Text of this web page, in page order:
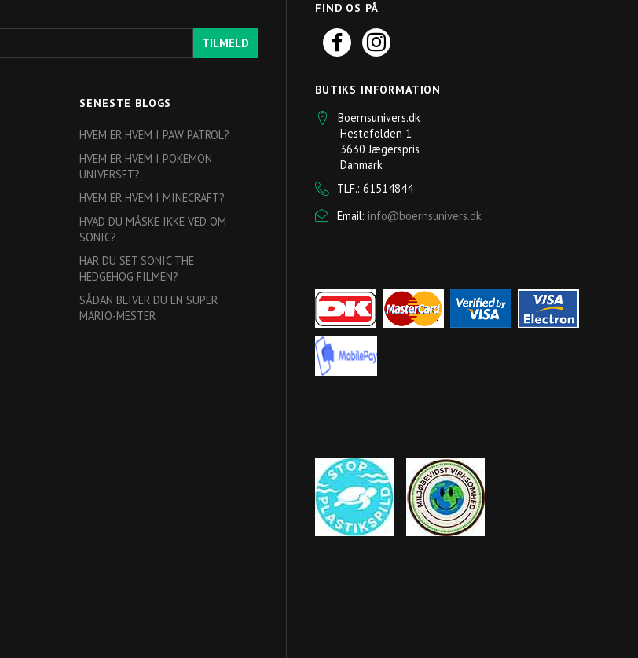
TILMELD
SENESTE BLOGS
HVEM ER HVEM I PAW PATROL?
HVEM ER HVEM I POKEMON
UNIVERSET?
HVEM ER HVEM I MINECRAFT?
HVAD DU MÅSKE IKKE VED OM
SONIC?
HAR DU SET SONIC THE
HEDGEHOG FILMEN?
SÅDAN BLIVER DU EN SUPER
MARIO-MESTER
FIND OS PÅ
BUTIKS INFORMATION
Boernsunivers.dk
Hestefolden 1
3630 Jægerspris
Danmark
TLF.: 61514844
Email: info@boernsunivers.dk